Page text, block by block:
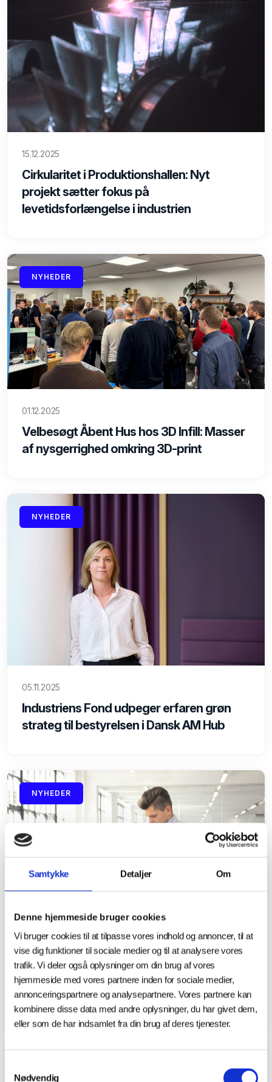
Samtykke Detaljer Om
Denne hjemmeside bruger cookies
Vi bruger cookies til at tilpasse vores indhold og annoncer, til at
vise dig funktioner til sociale medier og til at analysere vores
trafik. Vi deler også oplysninger om din brug af vores
hjemmeside med vores partnere inden for sociale medier,
annonceringspartnere og analysepartnere. Vores partnere kan
kombinere disse data med andre oplysninger, du har givet dem,
eller som de har indsamlet fra din brug af deres tjenester.
Nødvendig
15.12.2025
Cirkularitet i Produktionshallen: Nyt
projekt sætter fokus på
levetidsforlængelse i industrien
NYHEDER
01.12.2025
Velbesøgt Åbent Hus hos 3D Infill: Masser
af nysgerrighed omkring 3D-print
NYHEDER
05.11.2025
Industriens Fond udpeger erfaren grøn
strateg til bestyrelsen i Dansk AM Hub
NYHEDER
18.08.2025
EuroSkills: Innovation kræver suveræne
Skills